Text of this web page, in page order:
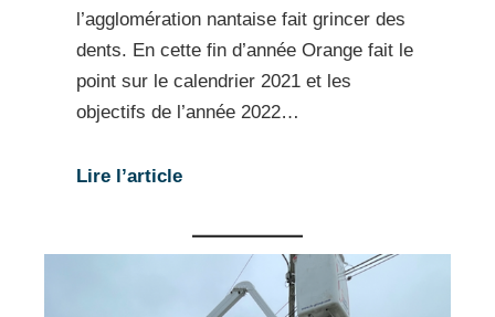
l’agglomération nantaise fait grincer des
dents. En cette fin d’année Orange fait le
point sur le calendrier 2021 et les
objectifs de l’année 2022…
Lire l’article